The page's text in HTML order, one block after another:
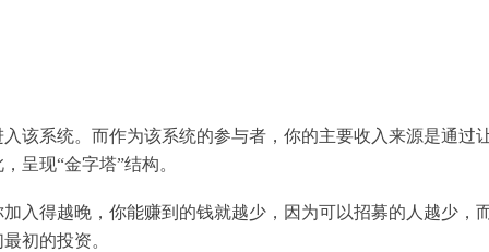
该系统。而作为该系统的参与者，你的主要收入来源是通过
呈现“金字塔”结构。
入得越晚，你能赚到的钱就越少，因为可以招募的人越少，
初的投资。